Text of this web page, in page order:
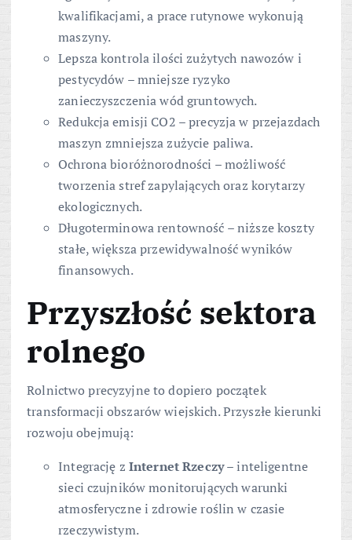
kwalifikacjami, a prace rutynowe wykonują
maszyny.
Lepsza kontrola ilości zużytych nawozów i
pestycydów – mniejsze ryzyko
zanieczyszczenia wód gruntowych.
Redukcja emisji CO2 – precyzja w przejazdach
maszyn zmniejsza zużycie paliwa.
Ochrona bioróżnorodności – możliwość
tworzenia stref zapylających oraz korytarzy
ekologicznych.
Długoterminowa rentowność – niższe koszty
stałe, większa przewidywalność wyników
finansowych.
Przyszłość sektora
rolnego
Rolnictwo precyzyjne to dopiero początek
transformacji obszarów wiejskich. Przyszłe kierunki
rozwoju obejmują:
Integrację z Internet Rzeczy– inteligentne
sieci czujników monitorujących warunki
atmosferyczne i zdrowie roślin w czasie
rzeczywistym.